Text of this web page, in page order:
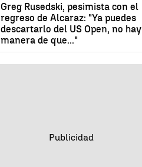
Greg Rusedski, pesimista con el
regreso de Alcaraz: "Ya puedes
descartarlo del US Open, no hay
manera de que..."